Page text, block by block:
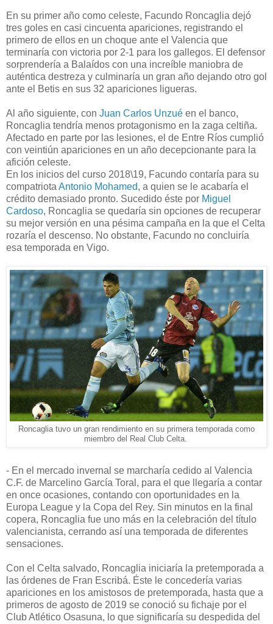
En su primer año como celeste, Facundo Roncaglia dejó
tres goles en casi cincuenta apariciones, registrando el
primero de ellos en un choque ante el Valencia que
terminaría con victoria por 2-1 para los gallegos. El defensor
sorprendería a Balaídos con una increíble maniobra de
auténtica destreza y culminaría un gran año dejando otro gol
ante el Betis en sus 32 apariciones ligueras.
Al año siguiente, con Juan Carlos Unzué en el banco,
Roncaglia tendría menos protagonismo en la zaga celtiña.
Afectado en parte por las lesiones, el de Entre Ríos cumplió
con veintiún apariciones en un año decepcionante para la
afición celeste.
En los inicios del curso 2018\19, Facundo contaría para su
compatriota Antonio Mohamed, a quien se le acabaría el
crédito demasiado pronto. Sucedido éste por Miguel
Cardoso, Roncaglia se quedaría sin opciones de recuperar
su mejor versión en una pésima campaña en la que el Celta
rozaría el descenso. No obstante, Facundo no concluiría
esa temporada en Vigo.
Roncaglia tuvo un gran rendimiento en su primera temporada como
miembro del Real Club Celta.
- En el mercado invernal se marcharía cedido al Valencia
C.F. de Marcelino García Toral, para el que llegaría a contar
en once ocasiones, contando con oportunidades en la
Europa League y la Copa del Rey. Sin minutos en la final
copera, Roncaglia fue uno más en la celebración del título
valencianista, cerrando así una temporada de diferentes
sensaciones.
Con el Celta salvado, Roncaglia iniciaría la pretemporada a
las órdenes de Fran Escribá. Éste le concedería varias
apariciones en los amistosos de pretemporada, hasta que a
primeros de agosto de 2019 se conoció su fichaje por el
Club Atlético Osasuna, lo que significaría su despedida del